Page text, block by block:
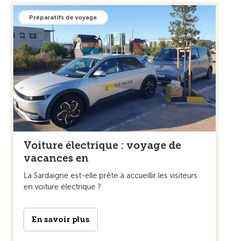
Préparatifs de voyage
Voiture électrique : voyage de
vacances en
La Sardaigne est-elle prête à accueillir les visiteurs
en voiture électrique ?
En savoir plus